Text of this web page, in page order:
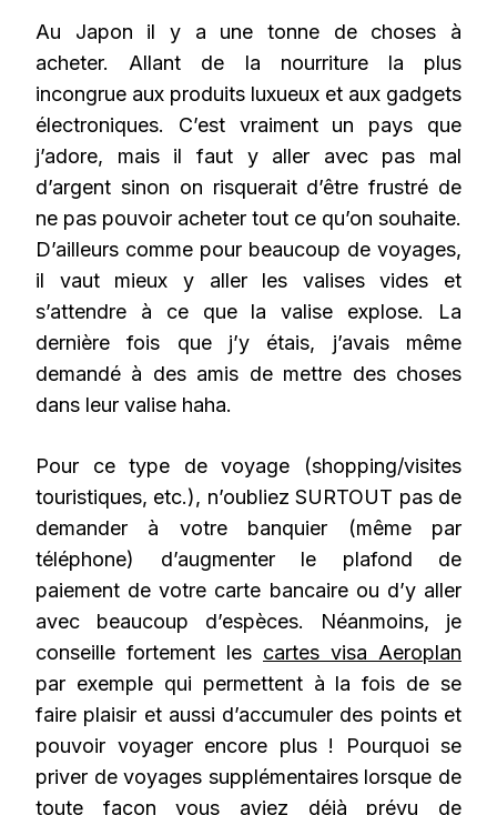
Au Japon il y a une tonne de choses à
acheter. Allant de la nourriture la plus
incongrue aux produits luxueux et aux gadgets
électroniques. C’est vraiment un pays que
j’adore, mais il faut y aller avec pas mal
d’argent sinon on risquerait d’être frustré de
ne pas pouvoir acheter tout ce qu’on souhaite.
D’ailleurs comme pour beaucoup de voyages,
il vaut mieux y aller les valises vides et
s’attendre à ce que la valise explose. La
dernière fois que j’y étais, j’avais même
demandé à des amis de mettre des choses
dans leur valise haha.
Pour ce type de voyage (shopping/visites
touristiques, etc.), n’oubliez SURTOUT pas de
demander à votre banquier (même par
téléphone) d’augmenter le plafond de
paiement de votre carte bancaire ou d’y aller
avec beaucoup d’espèces. Néanmoins, je
conseille fortement les cartes visa Aeroplan
par exemple qui permettent à la fois de se
faire plaisir et aussi d’accumuler des points et
pouvoir voyager encore plus ! Pourquoi se
priver de voyages supplémentaires lorsque de
toute façon vous aviez déjà prévu de